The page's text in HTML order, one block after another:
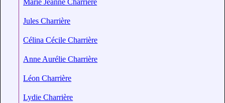
Marie Jeanne Charrière
Jules Charrière
Célina Cécile Charrière
Anne Aurélie Charrière
Léon Charrière
Lydie Charrière